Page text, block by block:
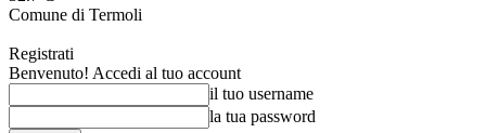
Comune di Termoli
Registrati
Benvenuto! Accedi al tuo account
il tuo username
la tua password